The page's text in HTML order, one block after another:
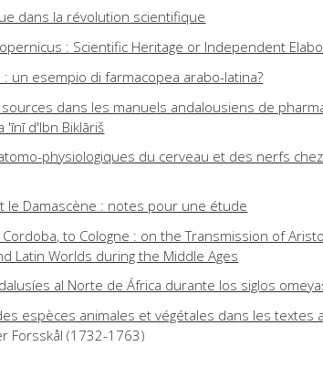
dans la révolution scientifique
: Scientific Heritage or Independent
un esempio di farmacopea arabo-latina?
dans les manuels andalousiens de
'īnī d'Ibn Biklāriš
physiologiques du cerveau et des nerfs
le Damascène : notes pour une étude
to Cologne : on the Transmission of
Latin Worlds during the Middle Ages
al Norte de África durante los siglos
espèces animales et végétales dans les textes
Forsskål (1732-1763)
science et histoire : al-Fārābī, Avicenne,